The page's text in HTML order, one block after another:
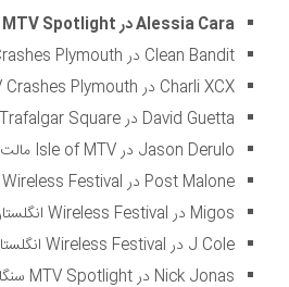
Alessia CaraدرMTV Spotlight
Clean Bandit در MTV Crashes Plymouth، انگلستان 2017
Charli XCX در MTV Crashes Plymouth، انگلستان 2017
David Guetta در Trafalgar Square انگلستان 2017
Jason Derulo در Isle of MTV مالت 2017
Post Malone در Wireless Festival انگلستان 2018
Migos در Wireless Festival انگلستان 2018
J Cole در Wireless Festival انگلستان 2018
Nick Jonas در MTV Spotlight سنگاپور 2018